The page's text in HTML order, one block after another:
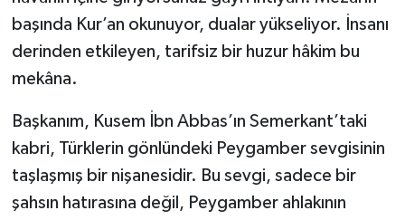
başında Kur’an okunuyor, dualar yükseliyor. İnsanı
derinden etkileyen, tarifsiz bir huzur hâkim bu
mekâna.
Başkanım, Kusem İbn Abbas’ın Semerkant’taki
kabri, Türklerin gönlündeki Peygamber sevgisinin
taşlaşmış bir nişanesidir. Bu sevgi, sadece bir
şahsın hatırasına değil, Peygamber ahlakının